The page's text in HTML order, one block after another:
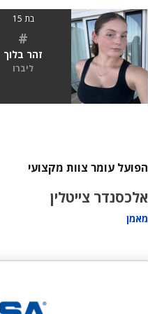
בת 15
#
זהר בלוך
ליברו
הפועל עומר צוות מקצועי
אלכסנדר צייטלין
מאמן